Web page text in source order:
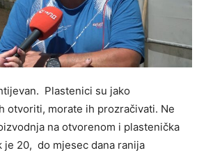
Plastenici su jako
otvoriti, morate ih prozračivati. Ne
na otvorenom i plastenička
je 20, do mjesec dana ranija